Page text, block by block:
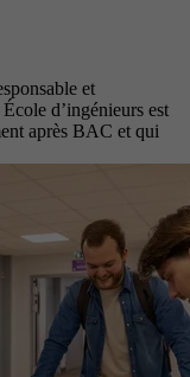
et
d’ingénieurs est
après BAC et qui